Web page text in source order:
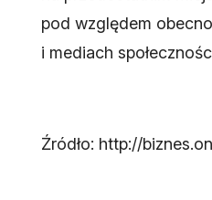
pod względem
i mediach
Źródło: http://